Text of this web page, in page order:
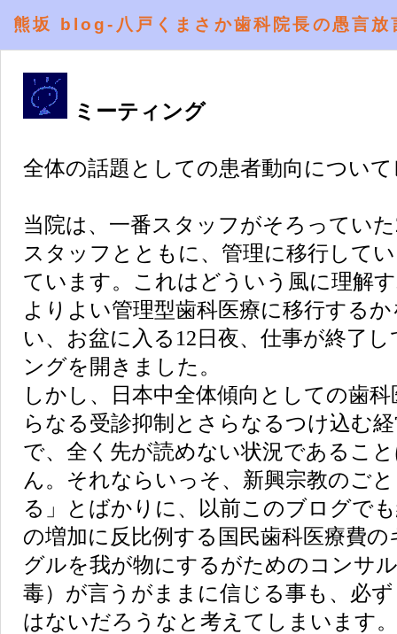
熊坂 blog-八戸くまさか歯科院長の愚言
ミーティング
全体の話題としての患者動向につい
当院は、一番スタッフがそろってい
スタッフとともに、管理に移行して
ています。これはどういう風に理解
よりよい管理型歯科医療に移行する
い、お盆に入る12日夜、仕事が終了
ングを開きました。
しかし、日本中全体傾向としての歯
らなる受診抑制とさらなるつけ込む
で、全く先が読めない状況であるこ
ん。それならいっそ、新興宗教のご
る」とばかりに、以前このブログで
の増加に反比例する国民歯科医療費
グルを我が物にするがためのコンサ
毒）が言うがままに信じる事も、必
はないだろうなと考えてしまいます